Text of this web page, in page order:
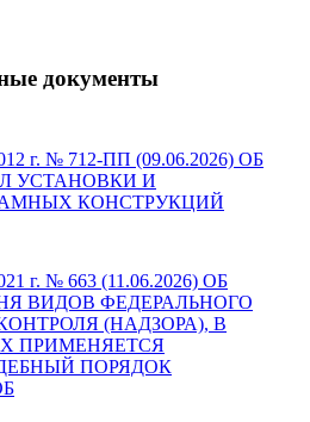
документы
г. № 712-ПП (09.06.2026) ОБ
УСТАНОВКИ И
КОНСТРУКЦИЙ
г. № 663 (11.06.2026) ОБ
ВИДОВ ФЕДЕРАЛЬНОГО
(НАДЗОРА), В
ПРИМЕНЯЕТСЯ
ПОРЯДОК